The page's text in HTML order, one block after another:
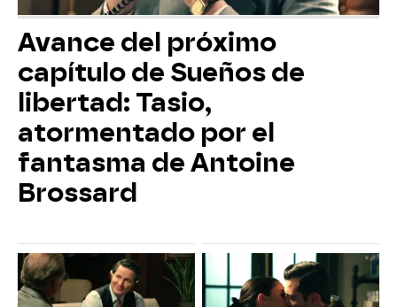
Avance del próximo
capítulo de Sueños de
libertad: Tasio,
atormentado por el
fantasma de Antoine
Brossard